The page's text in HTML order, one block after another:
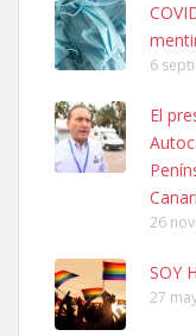
SHIBA PERDIDO
PERRO MACHO
06/07/2025 ZONA
Leales.org » Gran
6
El
26
SOY
27